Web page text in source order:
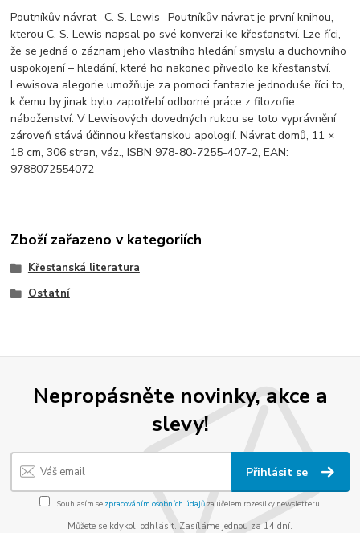
Poutníkův návrat -C. S. Lewis- Poutníkův návrat je první knihou,
kterou C. S. Lewis napsal po své konverzi ke křesťanství. Lze říci,
že se jedná o záznam jeho vlastního hledání smyslu a duchovního
uspokojení – hledání, které ho nakonec přivedlo ke křesťanství.
Lewisova alegorie umožňuje za pomoci fantazie jednoduše říci to,
k čemu by jinak bylo zapotřebí odborné práce z filozofie
náboženství. V Lewisových dovedných rukou se toto vyprávnění
zároveň stává účinnou křesťanskou apologií. Návrat domů, 11 ×
18 cm, 306 stran, váz., ISBN 978-80-7255-407-2, EAN:
9788072554072
Zboží zařazeno v kategoriích
Křesťanská literatura
Ostatní
Nepropásněte novinky, akce a
slevy!
Přihlásit se
Souhlasím se zpracováním osobních údajůza účelem rozesílky newsletteru.
Můžete se kdykoli odhlásit. Zasíláme jednou za 14 dní.